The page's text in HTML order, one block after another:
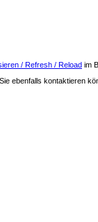
/ Refresh / Reload im
ebenfalls kontaktieren